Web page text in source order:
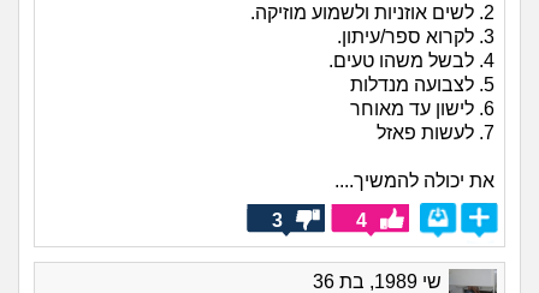
2. לשים אוזניות ולשמוע מוזיקה.
3. לקרוא ספר/עיתון.
4. לבשל משהו טעים.
5. לצבועה מנדלות
6. לישון עד מאוחר
7. לעשות פאזל
את יכולה להמשיך....
4
3
שי 1989, בת 36